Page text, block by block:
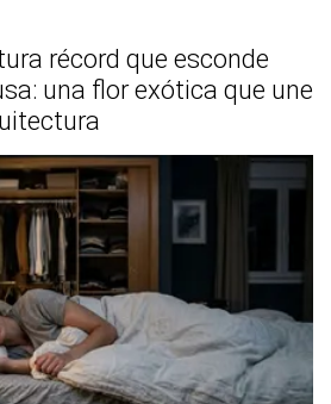
récord que esconde
una flor exótica que une